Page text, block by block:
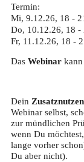
Termin:
Mi, 9.12.26, 18 -
Do, 10.12.26, 18 -
Fr, 11.12.26, 18 -
Das Webinar
Dein Zusatznutzen
Webinar selbst,
zur mündlichen
wenn Du
lange vorher
Du aber nicht).